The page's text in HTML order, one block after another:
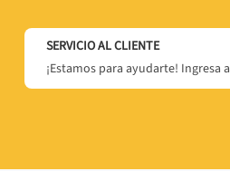
SERVICIO AL CLIENTE
¡Estamos para ayudarte! Ingresa a